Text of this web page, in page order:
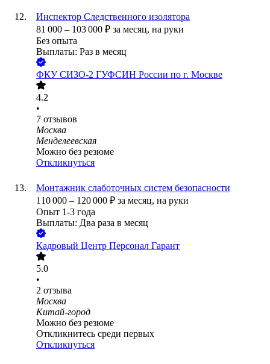
Инспектор Следственного изолятора
81 000 – 103 000 ₽ за месяц, на руки
Без опыта
Выплаты: Раз в месяц
ФКУ СИЗО-2 ГУФСИН России по г. Москве
4.2
•
7 отзывов
Москва
Менделеевская
Можно без резюме
Откликнуться
Монтажник слаботочных систем безопасности
110 000 – 120 000 ₽ за месяц, на руки
Опыт 1-3 года
Выплаты: Два раза в месяц
Кадровый Центр Персонал Гарант
5.0
•
2 отзыва
Москва
Китай-город
Можно без резюме
Откликнитесь среди первых
Откликнуться